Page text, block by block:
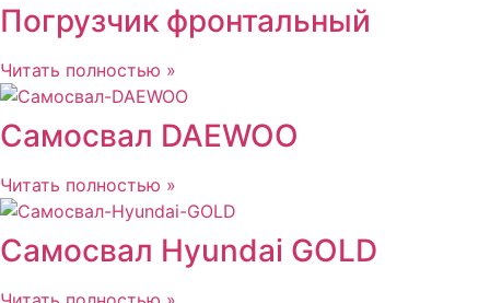
Погрузчик фронтальный
Читать полностью »
Самосвал DAEWOO
Читать полностью »
Самосвал Hyundai GOLD